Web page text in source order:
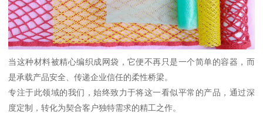
当这种材料被精心编织成网袋，它便不再只是一个简单的容器，而
是承载产品安全、传递企业信任的柔性桥梁。
专注于此领域的我们，始终致力于将这一看似平常的产品，通过深
度定制，转化为契合客户独特需求的精工之作。